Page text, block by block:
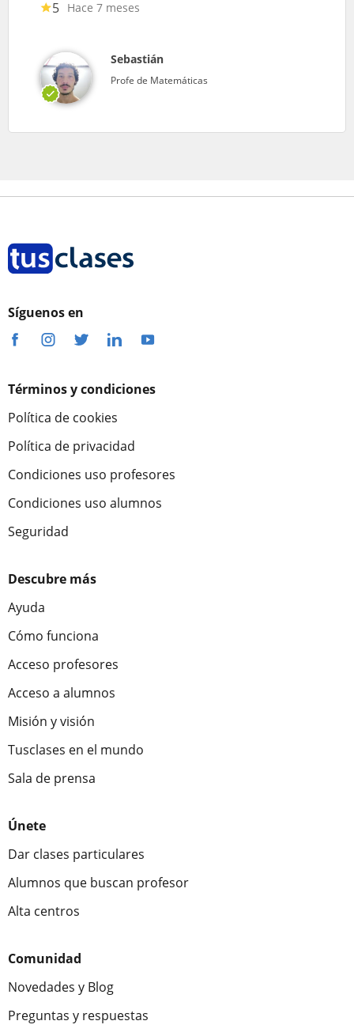
5 Hace 7 meses
Sebastián
Profe de Matemáticas
Síguenos en
Términos y condiciones
Política de cookies
Política de privacidad
Condiciones uso profesores
Condiciones uso alumnos
Seguridad
Descubre más
Ayuda
Cómo funciona
Acceso profesores
Acceso a alumnos
Misión y visión
Tusclases en el mundo
Sala de prensa
Únete
Dar clases particulares
Alumnos que buscan profesor
Alta centros
Comunidad
Novedades y Blog
Preguntas y respuestas